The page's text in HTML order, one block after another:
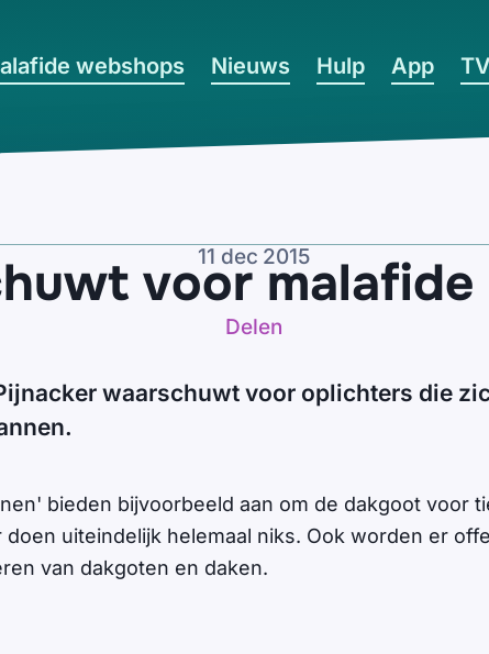
webshops Nieuws Hulp App TV
11 dec 2015
voor malafide
Delen
waarschuwt voor oplichters die
bieden bijvoorbeeld aan om de dakgoot voor
doen uiteindelijk helemaal niks. Ook worden er
van dakgoten en daken.